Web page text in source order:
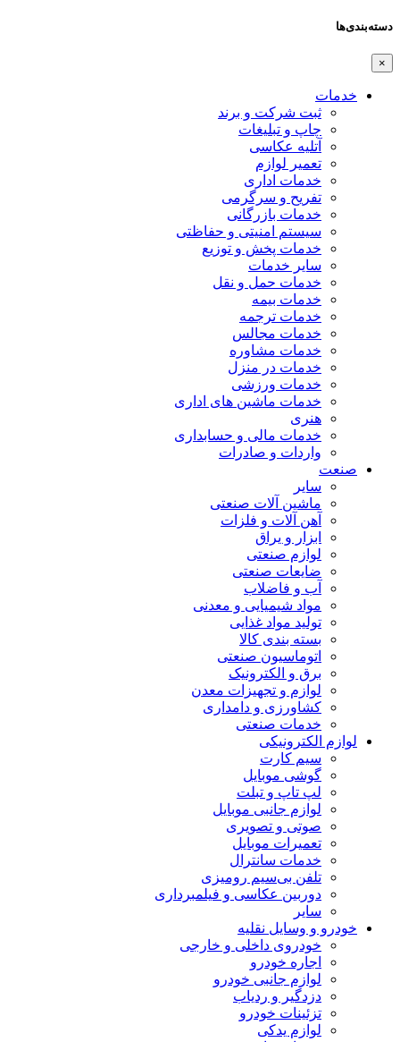
دسته‌بندی‌ها
×
خدمات
ثبت شرکت و برند
چاپ و تبلیغات
آتلیه عکاسی
تعمیر لوازم
خدمات اداری
تفریح و سرگرمی
خدمات بازرگانی
سیستم امنیتی و حفاظتی
خدمات پخش و توزیع
سایر خدمات
خدمات حمل و نقل
خدمات بیمه
خدمات ترجمه
خدمات مجالس
خدمات مشاوره
خدمات در منزل
خدمات ورزشی
خدمات ماشین های اداری
هنری
خدمات مالی و حسابداری
واردات و صادرات
صنعت
سایر
ماشین آلات صنعتی
آهن آلات و فلزات
ابزار و یراق
لوازم صنعتی
ضایعات صنعتی
آب و فاضلاب
مواد شیمیایی و معدنی
تولید مواد غذایی
بسته بندی کالا
اتوماسیون صنعتی
برق و الکترونیک
لوازم و تجهیزات معدن
کشاورزی و دامداری
خدمات صنعتی
لوازم الکترونیکی
سیم کارت
گوشی موبایل
لپ تاپ و تبلت
لوازم جانبی موبایل
صوتی و تصویری
تعمیرات موبایل
خدمات سانترال
تلفن بی‌سیم رومیزی
دوربین عکاسی و فیلمبرداری
سایر
خودرو و وسایل نقلیه
خودروی داخلی و خارجی
اجاره خودرو
لوازم جانبی خودرو
دزدگیر و ردیاب
تزئینات خودرو
لوازم یدکی